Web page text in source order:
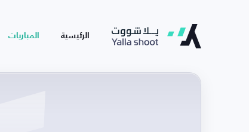
الرئيسية المباريات